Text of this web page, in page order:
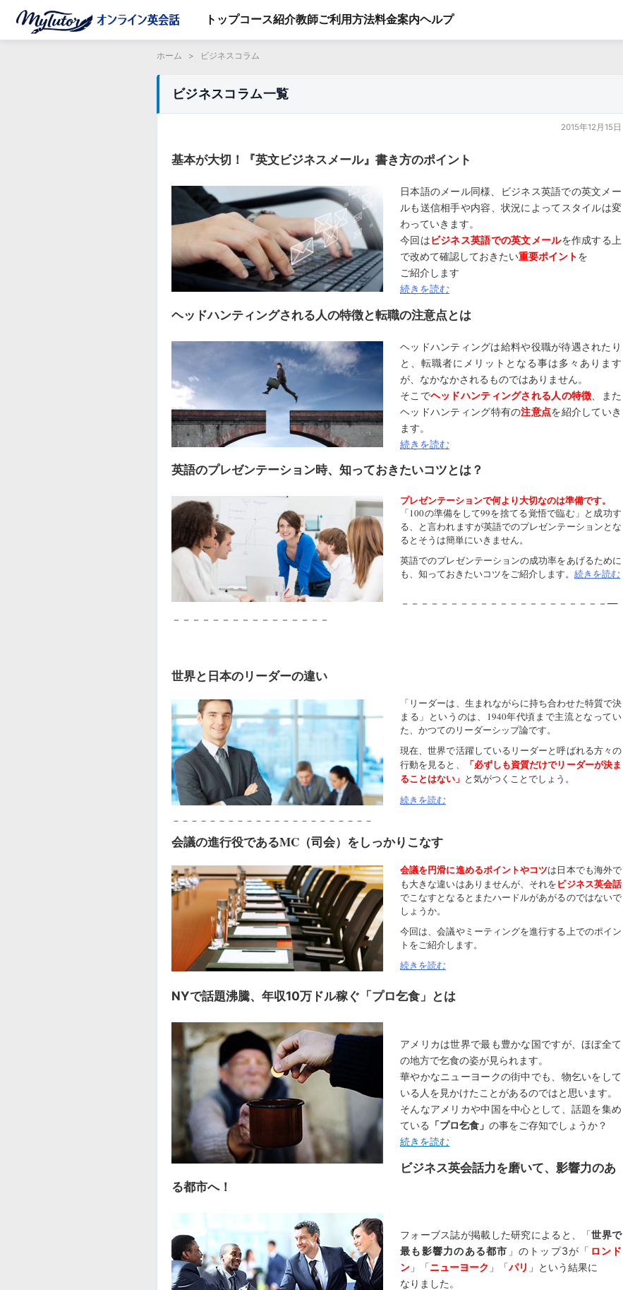
トップコース紹介教師ご利用方法料金案内ヘルプ
ホーム > ビジネスコラム
ビジネスコラム一覧
2015年12月15日
基本が大切！『英文ビジネスメール』書き方のポイント
日本語のメール同様、ビジネス英語での英文メー
ルも送信相手や内容、状況によってスタイルは変
わっていきます。
今回はビジネス英語での英文メールを作成する上
で改めて確認しておきたい重要ポイントを
ご紹介します
続きを読む
ヘッドハンティングされる人の特徴と転職の注意点とは
ヘッドハンティングは給料や役職が待遇されたり
と、転職者にメリットとなる事は多々あります
が、なかなかされるものではありません。
そこでヘッドハンティングされる人の特徴 、また
ヘッドハンティング特有の注意点を紹介していき
ます。
続きを読む
英語のプレゼンテーション時、知っておきたいコツとは？
プレゼンテーションで何より大切なのは準備です。
「100の準備をして99を捨てる覚悟で臨む」と成功す
る、と言われますが英語でのプレゼンテーションとな
るとそうは簡単にいきません。
英語でのプレゼンテーションの成功率をあげるために
も、知っておきたいコツをご紹介します。 続きを読む
－－－－－－－－－－－－－－－－－－－－－―
－－－－－－－－－－－－－－－－
世界と日本のリーダーの違い
「リーダーは、生まれながらに持ち合わせた特質で決
まる」というのは、1940年代頃まで主流となってい
た、かつてのリーダーシップ論です。
現在、世界で活躍しているリーダーと呼ばれる方々の
行動を見ると、
「必ずしも資質だけでリーダーが決ま
ることはない」 と気がつくことでしょう。
続きを読む
－－－－－－－－－－－－－－－－－－－－－－
会議の進行役であるMC（司会）をしっかりこなす
会議を円滑に進めるポイントやコツは日本でも海外で
も大きな違いはありませんが、それをビジネス英会話
でこなすとなるとまたハードルがあがるのではないで
しょうか。
今回は、会議やミーティングを進行する上でのポイン
トをご紹介します。
続きを読む
NYで話題沸騰、年収10万ドル稼ぐ「プロ乞食」とは
アメリカは世界で最も豊かな国ですが、ほぼ全て
の地方で乞食の姿が見られます。
華やかなニューヨークの街中でも、物乞いをして
いる人を見かけたことがあるのではと思います。
そんなアメリカや中国を中心として、話題を集め
ている 「プロ乞食」 の事をご存知でしょうか？
続きを読む
ビジネス英会話力を磨いて、影響力のあ
る都市へ！
フォーブス誌が掲載した研究によると、「世界で
最も影響力のある都市 」のトップ3が「 ロンド
ン 」「ニューヨーク 」「パリ 」という結果に
なりました。